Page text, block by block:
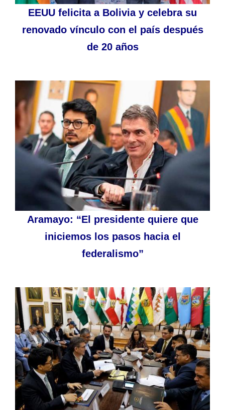
EEUU felicita a Bolivia y celebra su
renovado vínculo con el país después
de 20 años
Aramayo: “El presidente quiere que
iniciemos los pasos hacia el
federalismo”